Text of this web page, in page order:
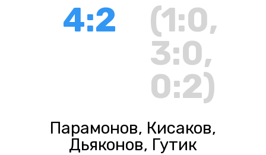
4:2
(1:0,
3:0,
0:2)
Парамонов, Кисаков,
Дьяконов, Гутик